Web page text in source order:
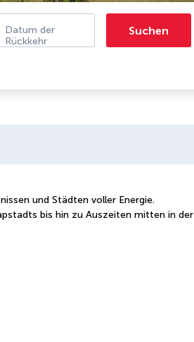
Datum der
Rückkehr
Suchen
und Städten voller Energie.
bis hin zu Auszeiten mitten in der